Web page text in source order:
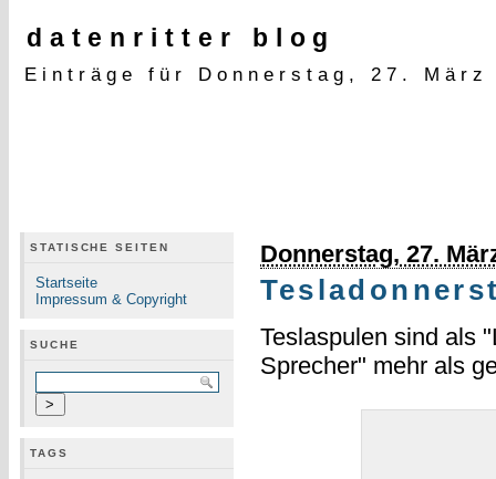
datenritter blog
Einträge für Donnerstag, 27. März
STATISCHE SEITEN
Startseite
Impressum & Copyright
SUCHE
TAGS
Donnerstag, 27.
Teslaspulen sind als
Sprecher" mehr als